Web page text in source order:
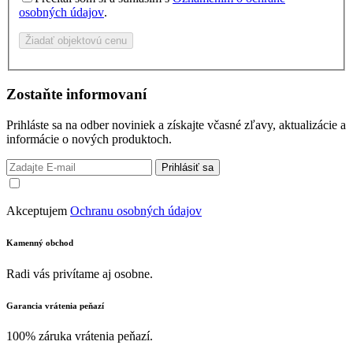
osobných údajov.
Žiadať objektovú cenu
Zostaňte informovaní
Prihláste sa na odber noviniek a získajte včasné zľavy, aktualizácie a
informácie o nových produktoch.
Prihlásiť sa
Akceptujem Ochranu osobných údajov
Kamenný obchod
Radi vás privítame aj osobne.
Garancia vrátenia peňazí
100% záruka vrátenia peňazí.